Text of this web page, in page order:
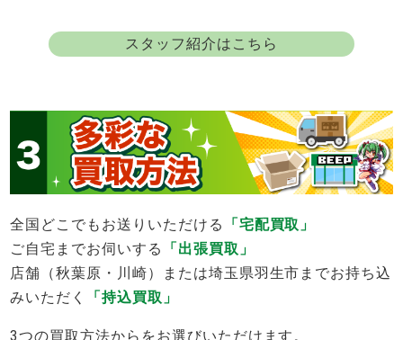
スタッフ紹介はこちら
全国どこでもお送りいただける
「宅配買取」
ご自宅までお伺いする
「出張買取」
店舗（秋葉原・川崎）または埼玉県羽生市までお持ち込
みいただく
「持込買取」
3つの買取方法からをお選びいただけます。